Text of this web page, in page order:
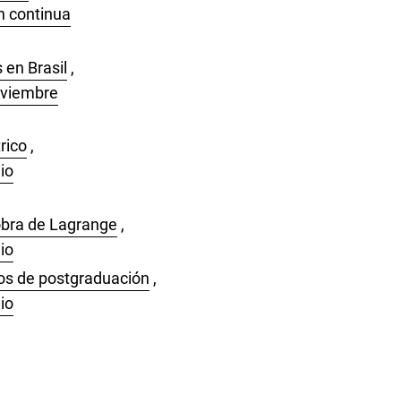
continua
Brasil ,
,
de Lagrange ,
de postgraduación ,